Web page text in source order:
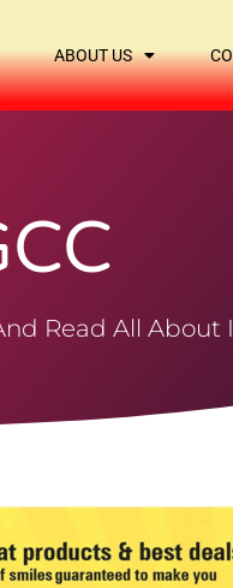
ABOUT US
Read All About